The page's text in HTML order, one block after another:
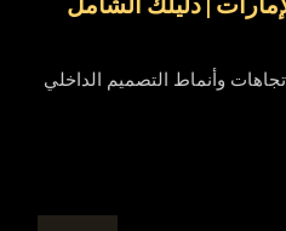
وأنماط التصميم الداخلي